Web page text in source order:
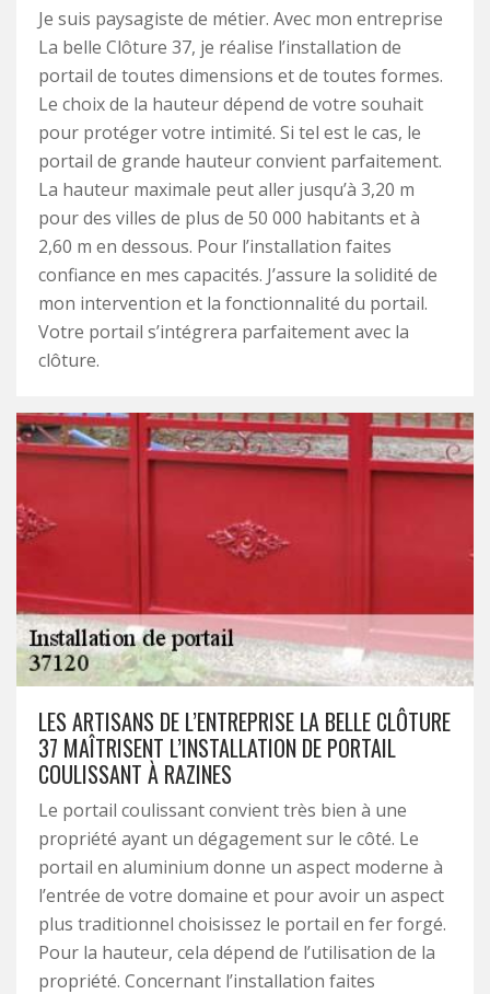
Je suis paysagiste de métier. Avec mon entreprise
La belle Clôture 37, je réalise l’installation de
portail de toutes dimensions et de toutes formes.
Le choix de la hauteur dépend de votre souhait
pour protéger votre intimité. Si tel est le cas, le
portail de grande hauteur convient parfaitement.
La hauteur maximale peut aller jusqu’à 3,20 m
pour des villes de plus de 50 000 habitants et à
2,60 m en dessous. Pour l’installation faites
confiance en mes capacités. J’assure la solidité de
mon intervention et la fonctionnalité du portail.
Votre portail s’intégrera parfaitement avec la
clôture.
LES ARTISANS DE L’ENTREPRISE LA BELLE CLÔTURE
37 MAÎTRISENT L’INSTALLATION DE PORTAIL
COULISSANT À RAZINES
Le portail coulissant convient très bien à une
propriété ayant un dégagement sur le côté. Le
portail en aluminium donne un aspect moderne à
l’entrée de votre domaine et pour avoir un aspect
plus traditionnel choisissez le portail en fer forgé.
Pour la hauteur, cela dépend de l’utilisation de la
propriété. Concernant l’installation faites